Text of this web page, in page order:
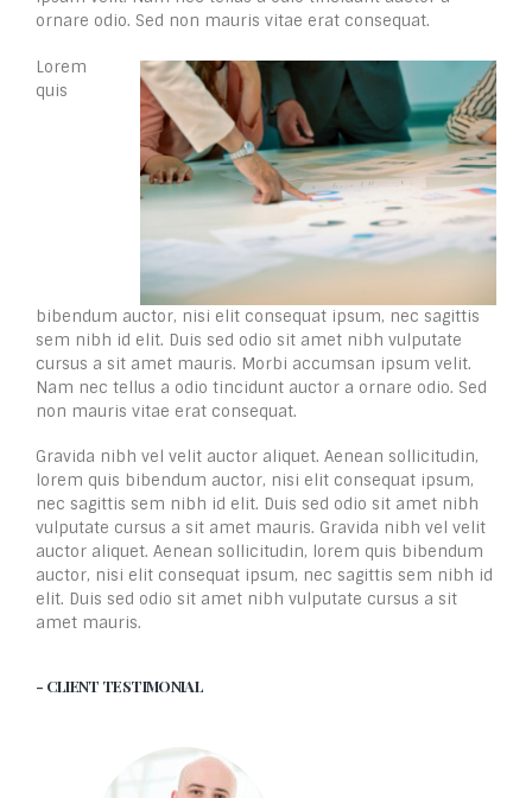
ornare odio. Sed non mauris vitae erat consequat.
Lorem
quis
bibendum auctor, nisi elit consequat ipsum, nec sagittis
sem nibh id elit. Duis sed odio sit amet nibh vulputate
cursus a sit amet mauris. Morbi accumsan ipsum velit.
Nam nec tellus a odio tincidunt auctor a ornare odio. Sed
non mauris vitae erat consequat.
Gravida nibh vel velit auctor aliquet. Aenean sollicitudin,
lorem quis bibendum auctor, nisi elit consequat ipsum,
nec sagittis sem nibh id elit. Duis sed odio sit amet nibh
vulputate cursus a sit amet mauris. Gravida nibh vel velit
auctor aliquet. Aenean sollicitudin, lorem quis bibendum
auctor, nisi elit consequat ipsum, nec sagittis sem nibh id
elit. Duis sed odio sit amet nibh vulputate cursus a sit
amet mauris.
- CLIENT TESTIMONIAL